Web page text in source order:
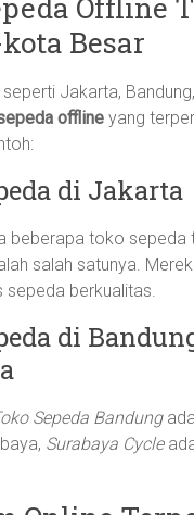
Offline
Besar
Jakarta,
offline yang
di Jakarta
beberapa toko sepeda
salah satunya.
sepeda berkualitas.
di
Sepeda Bandung
Surabaya Cycle